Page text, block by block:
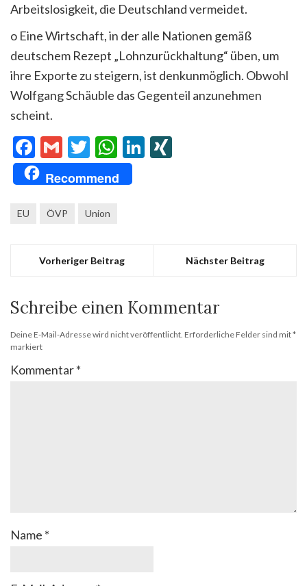
Arbeitslosigkeit, die Deutschland vermeidet.
o Eine Wirtschaft, in der alle Nationen gemäß
deutschem Rezept „Lohnzurückhaltung“ üben, um
ihre Exporte zu steigern, ist denkunmöglich. Obwohl
Wolfgang Schäuble das Gegenteil anzunehmen
scheint.
Facebook
GmailTwitter
WhatsApp
LinkedIn
Recommend
EU ÖVP Union
Vorheriger Beitrag Nächster Beitrag
Schreibe einen Kommentar
Deine E-Mail-Adresse wird nicht veröffentlicht. Erforderliche Felder sind mit*
markiert
Kommentar*
Name *